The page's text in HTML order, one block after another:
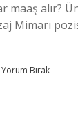
maaş alır?
Mimarı
Yorum Bırak